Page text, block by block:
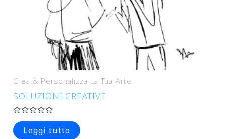
Crea & Personalizza La Tua Arte
SOLUZIONI CREATIVE
Valutato
0
suLeggi tutto